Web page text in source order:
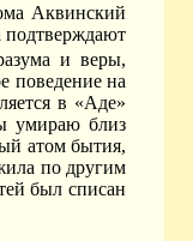
Аквинский
подтверждают
и веры,
поведение на
в «Аде»
умираю близ
атом бытия,
по другим
был списан